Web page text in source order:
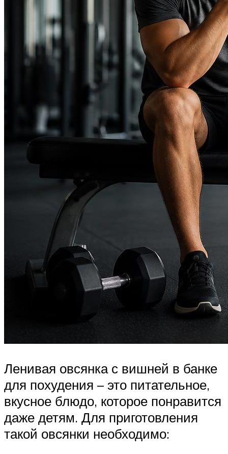
Ленивая овсянка с вишней в банке
для похудения – это питательное,
вкусное блюдо, которое понравится
даже детям. Для приготовления
такой овсянки необходимо: